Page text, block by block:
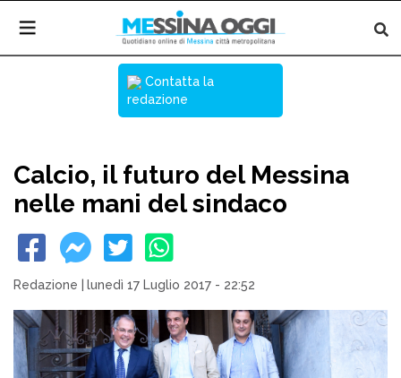
Contatta la
redazione
Calcio, il futuro del Messina
nelle mani del sindaco
Redazione lunedì 17 Luglio 2017 - 22:52